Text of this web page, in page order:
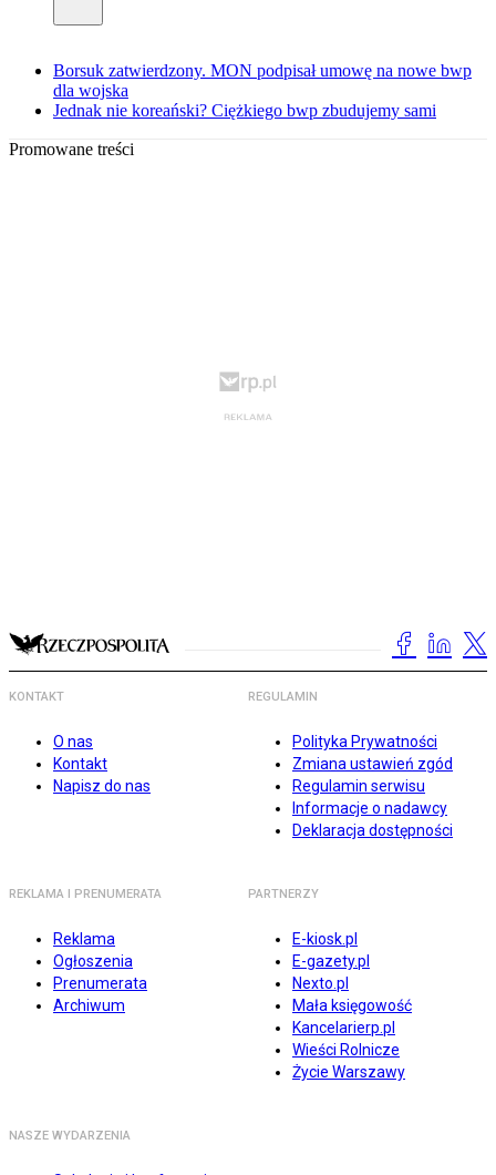
Borsuk zatwierdzony. MON podpisał umowę na nowe bwp
dla wojska
Jednak nie koreański? Ciężkiego bwp zbudujemy sami
Promowane treści
KONTAKT
O nas
Kontakt
Napisz do nas
REGULAMIN
Polityka Prywatności
Zmiana ustawień zgód
Regulamin serwisu
Informacje o nadawcy
Deklaracja dostępności
REKLAMA I PRENUMERATA
Reklama
Ogłoszenia
Prenumerata
Archiwum
PARTNERZY
E-kiosk.pl
E-gazety.pl
Nexto.pl
Mała księgowość
Kancelarierp.pl
Wieści Rolnicze
Życie Warszawy
NASZE WYDARZENIA